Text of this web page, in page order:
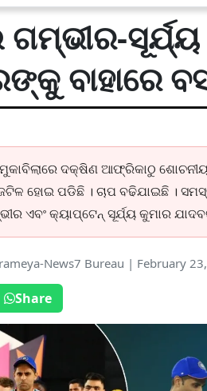
ଗମ୍ଭୀର-
ବାହାରେ
ଦକ୍ଷିଣ ଆଫ୍ରିକାଠୁ ଶୋଚନୀୟ
ହୋଇ ପଡିଛି । ଚାପ ବଢିଯାଇଛି ।
ଏବଂ କ୍ୟାପ୍ଟେନ୍ ସୂର୍ଯ୍ୟ କୁମାର
News7 Bureau | February
Share